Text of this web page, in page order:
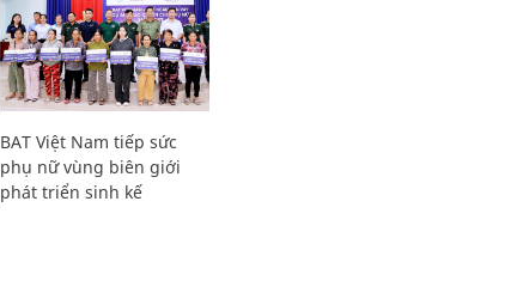
BAT Việt Nam tiếp sức
phụ nữ vùng biên giới
phát triển sinh kế